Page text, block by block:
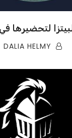
لتحضيرها